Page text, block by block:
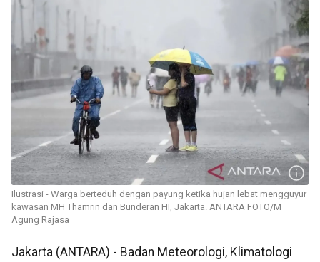
Ilustrasi - Warga berteduh dengan payung ketika hujan lebat mengguyur
kawasan MH Thamrin dan Bunderan HI, Jakarta. ANTARA FOTO/M
Agung Rajasa
Jakarta (ANTARA) - Badan Meteorologi, Klimatologi